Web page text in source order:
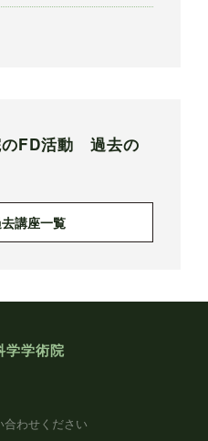
のFD活動 過去の
講座一覧
学学術院
わせください